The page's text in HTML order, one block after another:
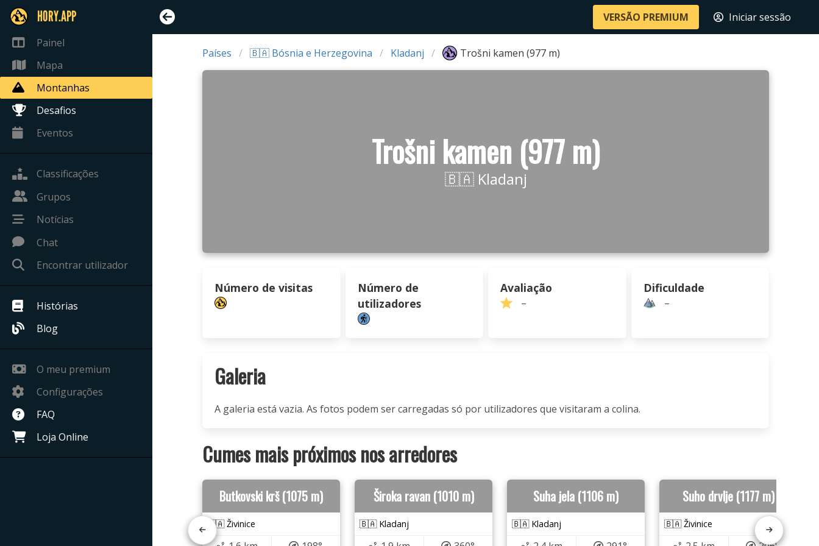
HORY.APP
Painel
Mapa
Montanhas
Desafios
Eventos
Classificações
Grupos
Notícias
Chat
Encontrar utilizador
Histórias
Blog
O meu premium
Configurações
FAQ
Loja Online
VERSÃO PREMIUM Iniciar sessão
Países 🇧🇦 Bósnia e Herzegovina Kladanj Trošni kamen (977 m)
Trošni kamen (977 m)
🇧🇦 Kladanj
Número de visitas
Número de
utilizadores
Avaliação
–
Dificuldade
–
Galeria
A galeria está vazia. As fotos podem ser carregadas só por utilizadores que visitaram a colina.
Cumes mais próximos nos arredores
Butkovski krš (1075 m)
🇧🇦 Živinice
Široka ravan (1010 m)
🇧🇦 Kladanj
Suha jela (1106 m)
🇧🇦 Kladanj
Suho drvlje (1177 m)
🇧🇦 Živinice